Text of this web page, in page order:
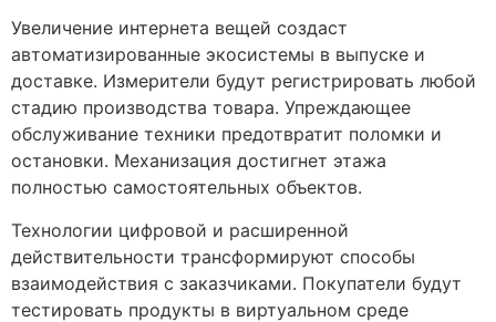
Увеличение интернета вещей создаст
автоматизированные экосистемы в выпуске и
доставке. Измерители будут регистрировать любой
стадию производства товара. Упреждающее
обслуживание техники предотвратит поломки и
остановки. Механизация достигнет этажа
полностью самостоятельных объектов.
Технологии цифровой и расширенной
действительности трансформируют способы
взаимодействия с заказчиками. Покупатели будут
тестировать продукты в виртуальном среде